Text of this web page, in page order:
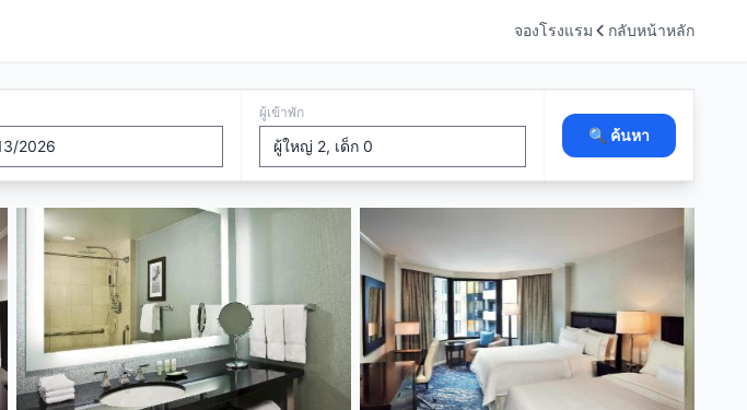
จองโรงแรม กลับหน้าหลัก
ผู้เข้าพัก
🔍 ค้นหา